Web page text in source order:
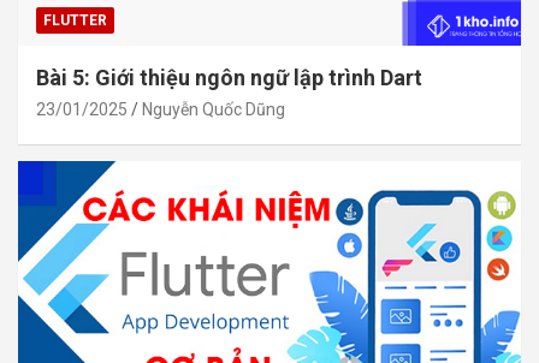
FLUTTER
Bài 5: Giới thiệu ngôn ngữ lập trình Dart
23/01/2025 Nguyễn Quốc Dũng